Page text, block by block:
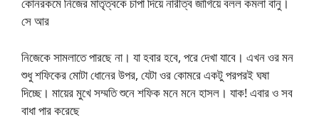
কোনরকমে নিজের মাতৃত্বকে চাপা দিয়ে নারীত্ব জাগিয়ে বলল কমলা বানু।
সে আর
নিজেকে সামলাতে পারছে না। যা হবার হবে, পরে দেখা যাবে। এখন ওর মন
শুধু শফিকের মোটা ধোনের উপর, যেটা ওর কোমরে একটু পরপরই ঘষা
দিচ্ছে। মায়ের মুখে সম্মতি শুনে শফিক মনে মনে হাসল। যাক! এবার ও সব
বাধা পার করেছে